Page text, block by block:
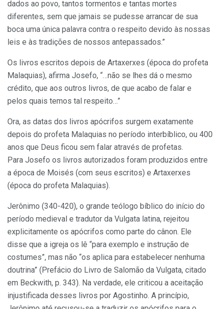
dados ao povo, tantos tormentos e tantas mortes
diferentes, sem que jamais se pudesse arrancar de sua
boca uma única palavra contra o respeito devido às nossas
leis e às tradições de nossos antepassados.”
Os livros escritos depois de Artaxerxes (época do profeta
Malaquias), afirma Josefo, “…não se lhes dá o mesmo
crédito, que aos outros livros, de que acabo de falar e
pelos quais temos tal respeito…”
Ora, as datas dos livros apócrifos surgem exatamente
depois do profeta Malaquias no período interbíblico, ou 400
anos que Deus ficou sem falar através de profetas.
Para Josefo os livros autorizados foram produzidos entre
a época de Moisés (com seus escritos) e Artaxerxes
(época do profeta Malaquias).
Jerônimo (340-420), o grande teólogo bíblico do início do
período medieval e tradutor da Vulgata latina, rejeitou
explicitamente os apócrifos como parte do cânon. Ele
disse que a igreja os lê “para exemplo e instrução de
costumes”, mas não “os aplica para estabelecer nenhuma
doutrina” (Prefácio do Livro de Salomão da Vulgata, citado
em Beckwith, p. 343). Na verdade, ele criticou a aceitação
injustificada desses livros por Agostinho. A princípio,